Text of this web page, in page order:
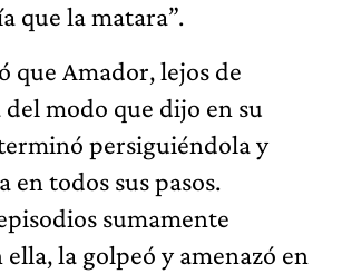
que la matara”.
que Amador, lejos de
modo que dijo en su
persiguiéndola y
en todos sus pasos.
sumamente
la golpeó y amenazó en